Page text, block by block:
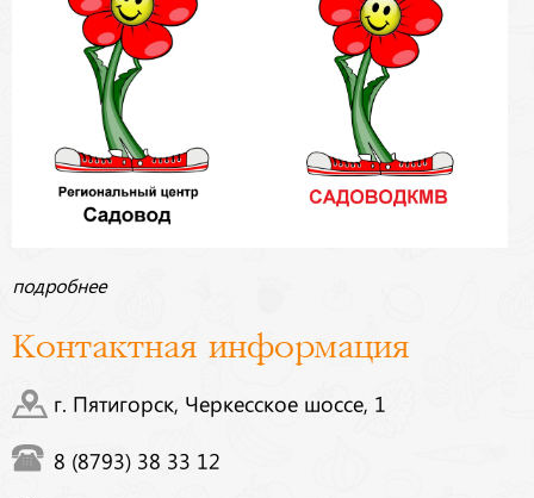
подробнее
Контактная информация
г. Пятигорск, Черкесское шоссе, 1
8 (8793) 38 33 12